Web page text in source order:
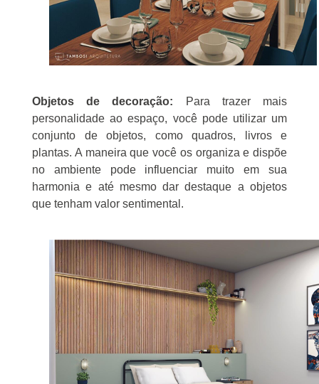
Objetos de decoração: Para trazer mais
personalidade ao espaço, você pode utilizar um
conjunto de objetos, como quadros, livros e
plantas. A maneira que você os organiza e dispõe
no ambiente pode influenciar muito em sua
harmonia e até mesmo dar destaque a objetos
que tenham valor sentimental.